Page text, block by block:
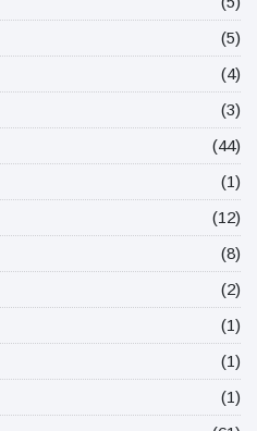
(5)
(4)
(3)
(44)
(1)
(12)
(8)
(2)
(1)
(1)
(1)